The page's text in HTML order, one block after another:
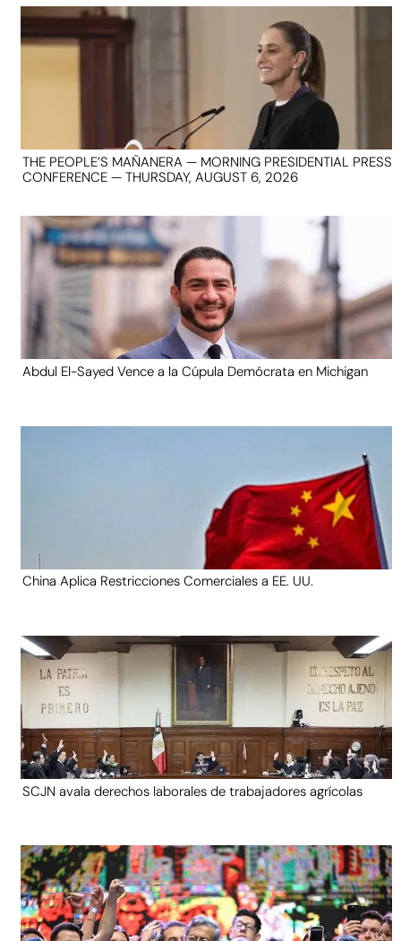
THE PEOPLE’S MAÑANERA — MORNING PRESIDENTIAL PRESS
CONFERENCE — THURSDAY, AUGUST 6, 2026
Abdul El-Sayed Vence a la Cúpula Demócrata en Michigan
China Aplica Restricciones Comerciales a EE. UU.
SCJN avala derechos laborales de trabajadores agrícolas